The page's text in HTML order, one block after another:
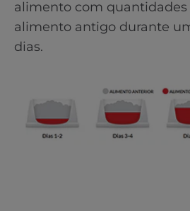
alimento com quantidades
alimento antigo durante
dias.